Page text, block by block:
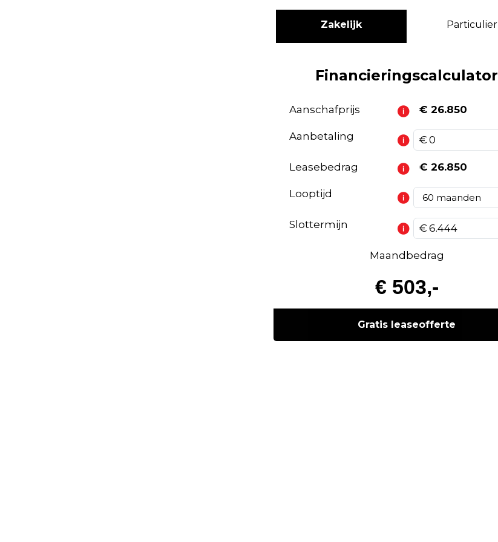
Zakelijk Particulier
Financieringscalculator
Aanschafprijs € 26.850
Aanbetaling
Leasebedrag € 26.850
Looptijd
Slottermijn
Maandbedrag
€ 503,-
Gratis leaseofferte